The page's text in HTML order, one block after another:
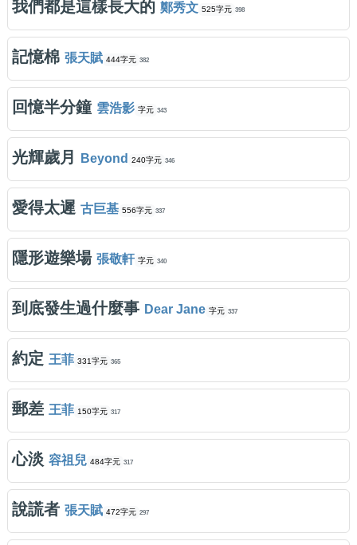
我們都是這樣長大的 鄭秀文 525字元 398
記憶棉 張天賦 444字元 382
回憶半分鐘 雲浩影 字元 343
光輝歲月 Beyond 240字元 346
愛得太遲 古巨基 556字元 337
隱形遊樂場 張敬軒 字元 340
到底發生過什麼事 Dear Jane 字元 337
約定 王菲 331字元 365
郵差 王菲 150字元 317
心淡 容祖兒 484字元 317
說謊者 張天賦 472字元 297